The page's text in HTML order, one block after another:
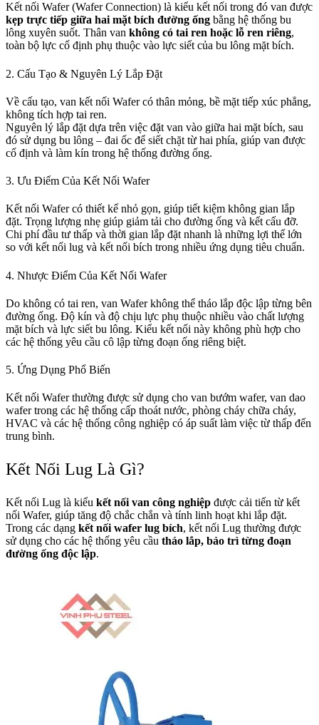
Kết nối Wafer (Wafer Connection) là kiểu kết nối trong đó van được
kẹp trực tiếp giữa hai mặt bích đường ống bằng hệ thống bu
lông xuyên suốt. Thân van không có tai ren hoặc lỗ ren riêng,
toàn bộ lực cố định phụ thuộc vào lực siết của bu lông mặt bích.
2. Cấu Tạo & Nguyên Lý Lắp Đặt
Về cấu tạo, van kết nối Wafer có thân mỏng, bề mặt tiếp xúc phẳng,
không tích hợp tai ren.
Nguyên lý lắp đặt dựa trên việc đặt van vào giữa hai mặt bích, sau
đó sử dụng bu lông – đai ốc để siết chặt từ hai phía, giúp van được
cố định và làm kín trong hệ thống đường ống.
3. Ưu Điểm Của Kết Nối Wafer
Kết nối Wafer có thiết kế nhỏ gọn, giúp tiết kiệm không gian lắp
đặt. Trọng lượng nhẹ giúp giảm tải cho đường ống và kết cấu đỡ.
Chi phí đầu tư thấp và thời gian lắp đặt nhanh là những lợi thế lớn
so với kết nối lug và kết nối bích trong nhiều ứng dụng tiêu chuẩn.
4. Nhược Điểm Của Kết Nối Wafer
Do không có tai ren, van Wafer không thể tháo lắp độc lập từng bên
đường ống. Độ kín và độ chịu lực phụ thuộc nhiều vào chất lượng
mặt bích và lực siết bu lông. Kiểu kết nối này không phù hợp cho
các hệ thống yêu cầu cô lập từng đoạn ống riêng biệt.
5. Ứng Dụng Phổ Biến
Kết nối Wafer thường được sử dụng cho van bướm wafer, van dao
wafer trong các hệ thống cấp thoát nước, phòng cháy chữa cháy,
HVAC và các hệ thống công nghiệp có áp suất làm việc từ thấp đến
trung bình.
Kết Nối Lug Là Gì?
Kết nối Lug là kiểu kết nối van công nghiệp được cải tiến từ kết
nối Wafer, giúp tăng độ chắc chắn và tính linh hoạt khi lắp đặt.
Trong các dạng kết nối wafer lug bích, kết nối Lug thường được
sử dụng cho các hệ thống yêu cầu tháo lắp, bảo trì từng đoạn
đường ống độc lập.